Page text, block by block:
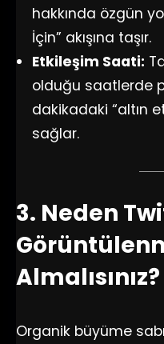
hakkında özgün
İçin” akışına taşır.
Etkileşim Saati:
olduğu saatlerde
dakikadaki “altın
sağlar.
3. Neden
Almalısınız?
Organik büyüme